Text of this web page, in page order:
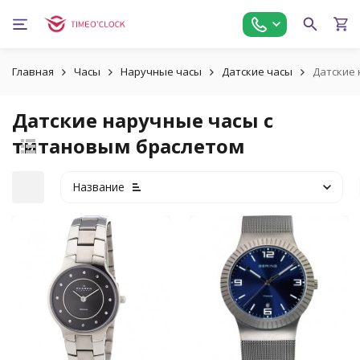
Главная Часы Наручные часы Датские часы Датские
Датские наручные часы с
титановым браслетом
Название